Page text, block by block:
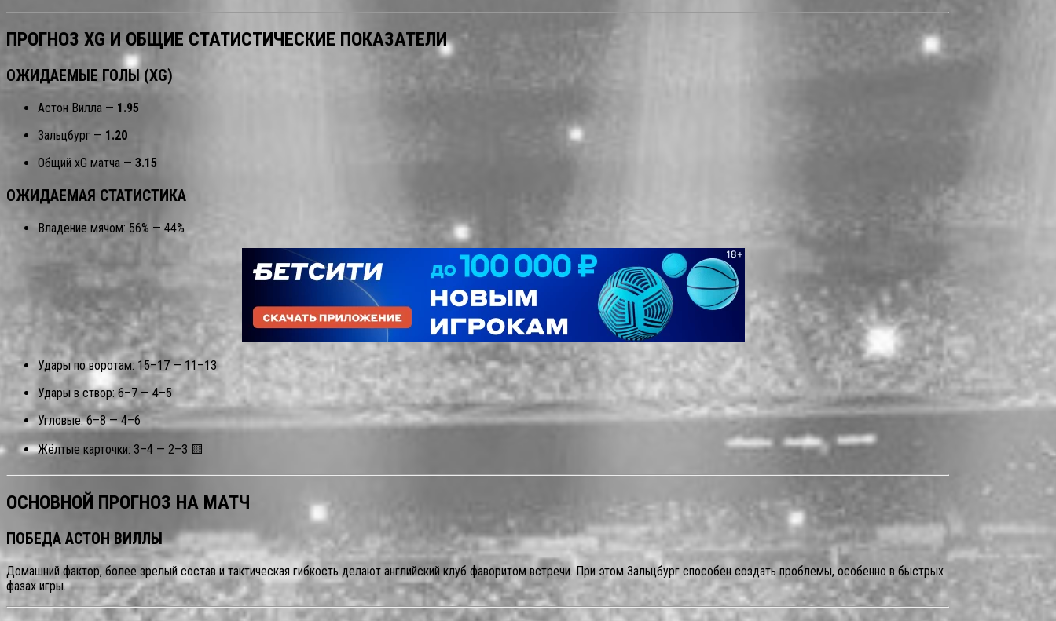
ПРОГНОЗ XG И ОБЩИЕ СТАТИСТИЧЕСКИЕ ПОКАЗАТЕЛИ
ОЖИДАЕМЫЕ ГОЛЫ (XG)
Астон Вилла — 1.95
Зальцбург — 1.20
Общий xG матча — 3.15
ОЖИДАЕМАЯ СТАТИСТИКА
Владение мячом: 56% — 44%
Удары по воротам: 15–17 — 11–13
Удары в створ: 6–7 — 4–5
Угловые: 6–8 — 4–6
Жёлтые карточки: 3–4 — 2–3 🟨
ОСНОВНОЙ ПРОГНОЗ НА МАТЧ
ПОБЕДА АСТОН ВИЛЛЫ
Домашний фактор, более зрелый состав и тактическая гибкость делают английский клуб фаворитом встречи. При этом Зальцбург способен создать проблемы, особенно в быстрых
фазах игры.